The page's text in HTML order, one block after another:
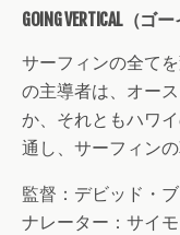
GOING VERTICAL（
サーフィンの全て
の主導者は、オー
か、それともハワ
通し、サーフィン
監督：デビッド・
ナレーター：サイ